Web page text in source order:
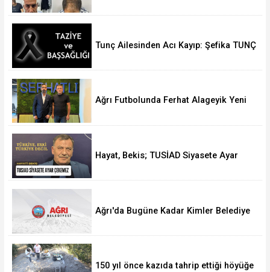
Tunç Ailesinden Acı Kayıp: Şefika TUNÇ
Ağrı Futbolunda Ferhat Alageyik Yeni
Hayat, Bekis; TUSİAD Siyasete Ayar
Ağrı'da Bugüne Kadar Kimler Belediye
150 yıl önce kazıda tahrip ettiği höyüğe